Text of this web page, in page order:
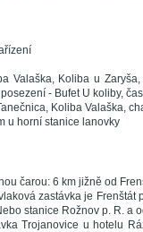
Valaška, Koliba u
- Bufet U koliby,
Koliba Valaška,
u horní stanice lanovky
čarou: 6 km jižně od
zastávka je Frenštát
stanice Rožnov p. R. a
Trojanovice u hotelu